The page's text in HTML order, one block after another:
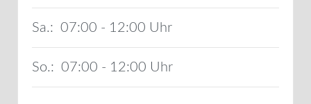
Sa.: 07:00 - 12:00
So.: 07:00 - 12:00